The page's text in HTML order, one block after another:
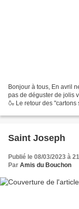
Bonjour à tous, En avril
pas de déguster de jolis
🍶 Le retour des
Saint Joseph
Publié le 08/03/2023 à
Par Amis du Bouchon